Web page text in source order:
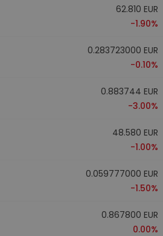
62.810 EUR
-1.90%
0.283723000 EUR
-0.10%
0.883744 EUR
-3.00%
48.580 EUR
-1.00%
0.059777000 EUR
-1.50%
0.867800 EUR
0.00%